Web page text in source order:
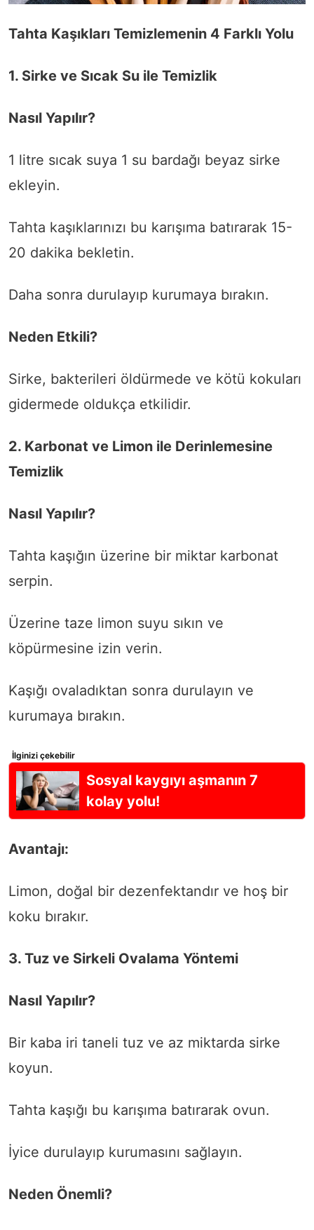
Tahta Kaşıkları Temizlemenin 4 Farklı Yolu
1. Sirke ve Sıcak Su ile Temizlik
Nasıl Yapılır?
1 litre sıcak suya 1 su bardağı beyaz sirke
ekleyin.
Tahta kaşıklarınızı bu karışıma batırarak 15-
20 dakika bekletin.
Daha sonra durulayıp kurumaya bırakın.
Neden Etkili?
Sirke, bakterileri öldürmede ve kötü kokuları
gidermede oldukça etkilidir.
2. Karbonat ve Limon ile Derinlemesine
Temizlik
Nasıl Yapılır?
Tahta kaşığın üzerine bir miktar karbonat
serpin.
Üzerine taze limon suyu sıkın ve
köpürmesine izin verin.
Kaşığı ovaladıktan sonra durulayın ve
kurumaya bırakın.
İlginizi çekebilir
Sosyal kaygıyı aşmanın 7
kolay yolu!
Avantajı:
Limon, doğal bir dezenfektandır ve hoş bir
koku bırakır.
3. Tuz ve Sirkeli Ovalama Yöntemi
Nasıl Yapılır?
Bir kaba iri taneli tuz ve az miktarda sirke
koyun.
Tahta kaşığı bu karışıma batırarak ovun.
İyice durulayıp kurumasını sağlayın.
Neden Önemli?